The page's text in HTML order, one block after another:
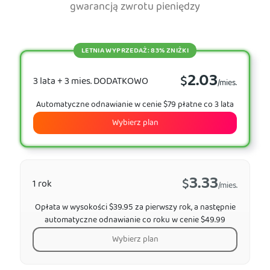
gwarancją zwrotu pieniędzy
3 lata + 3 mies. DODATKOWO $2.03/mies.
LETNIA WYPRZEDAŻ: 83% ZNIŻKI
Automatyczne odnawianie w cenie $79 płatne co 3 lata
Wybierz plan
1 rok $3.33/mies.
Opłata w wysokości $39.95 za pierwszy rok, a następnie
automatyczne odnawianie co roku w cenie $49.99
Wybierz plan